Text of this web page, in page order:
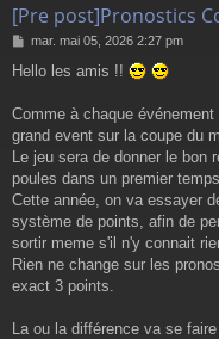
[Pre post]Pronostics
M
s
a
mar. mai 05, 2026 2:27 pm
Hello les amis !!
Comme à chaque
grand event sur la coupe du
Le jeu sera de donner le bon
poules dans un premier temps.
Cette année, on va essayer
système de points, afin de
sortir meme s'il n'y connait
Rien ne change sur les
exact 3 points.
La ou la différence va se